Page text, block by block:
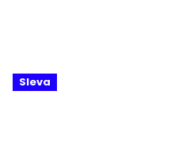
Sleva